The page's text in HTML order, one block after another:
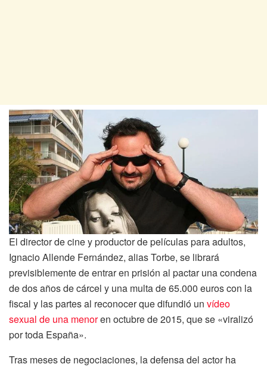
El director de cine y productor de películas para adultos,
Ignacio Allende Fernández, alias Torbe, se librará
previsiblemente de entrar en prisión al pactar una condena
de dos años de cárcel y una multa de 65.000 euros con la
fiscal y las partes al reconocer que difundió un vídeo
sexual de una menoren octubre de 2015, que se «viralizó
por toda España».
Tras meses de negociaciones, la defensa del actor ha